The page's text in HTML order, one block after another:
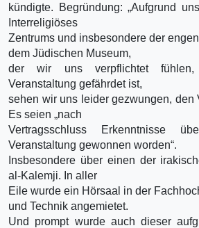
kündigte. Begründung: „Aufgrund
Interreligiöses
Zentrums und insbesondere der
dem Jüdischen Museum,
der wir uns verpflichtet
Veranstaltung gefährdet ist,
sehen wir uns leider gezwungen, den
Es seien „nach
Vertragsschluss Erkenntnisse
Veranstaltung gewonnen worden“.
Insbesondere über einen der
al-Kalemji. In aller
Eile wurde ein Hörsaal in der
und Technik angemietet.
Und prompt wurde auch dieser